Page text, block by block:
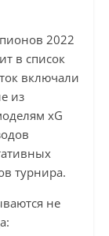
2022
в список
включали
из
xG
турнира.
не